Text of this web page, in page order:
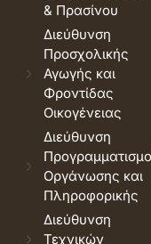
& Πρασίνου
Διεύθυνση
Προσχολικής
Αγωγής και
Φροντίδας
Οικογένειας
Διεύθυνση
Οργάνωσης και
Πληροφορικής
Διεύθυνση
Τεχνικών